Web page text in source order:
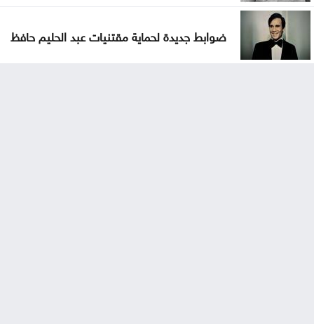
ضوابط جديدة لحماية مقتنيات عبد الحليم حافظ